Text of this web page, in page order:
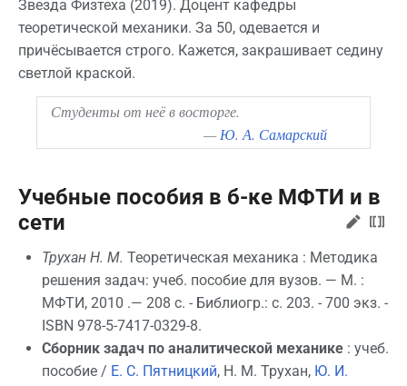
Звезда Физтеха (2019). Доцент кафедры
теоретической механики. За 50, одевается и
причёсывается строго. Кажется, закрашивает седину
светлой краской.
Студенты от неё в восторге.
—Ю. А. Самарский
Учебные пособия в б-ке МФТИ и в
сети
Трухан Н. М. Теоретическая механика : Методика
решения задач: учеб. пособие для вузов. — М. :
МФТИ, 2010 .— 208 с. - Библиогр.: с. 203. - 700 экз. -
ISBN 978-5-7417-0329-8.
Сборник задач по аналитической механике: учеб.
пособие / Е. С. Пятницкий, Н. М. Трухан, Ю. И.